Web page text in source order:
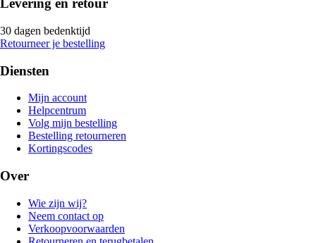
Levering en retour
30 dagen bedenktijd
Retourneer je bestelling
Diensten
Mijn account
Helpcentrum
Volg mijn bestelling
Bestelling retourneren
Kortingscodes
Over
Wie zijn wij?
Neem contact op
Verkoopvoorwaarden